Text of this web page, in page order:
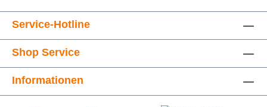
Service-Hotline
Shop Service
Informationen